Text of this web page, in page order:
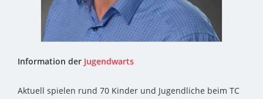
Information der Jugendwarts
Aktuell spielen rund 70 Kinder und Jugendliche beim TC